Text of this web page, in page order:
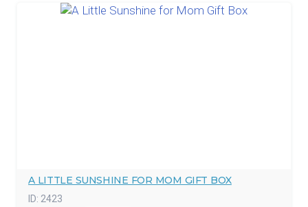
A LITTLE SUNSHINE FOR MOM GIFT BOX
ID: 2423